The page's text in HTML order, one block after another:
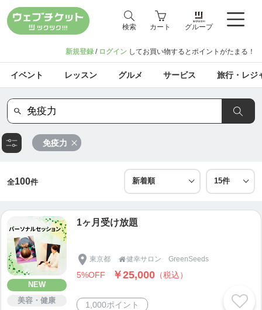
検索 カート グループ
新規登録 / ログイン してお買い物するとポイントがたまる！
イベント レッスン グルメ サービス 旅行・レジ
免疫力
全100件
NEW
美容・健康
1ヶ月受け放題
東京都 健幸サロン GreenSeeds
5%OFF ￥25,000 （税込）
1,000ポイント